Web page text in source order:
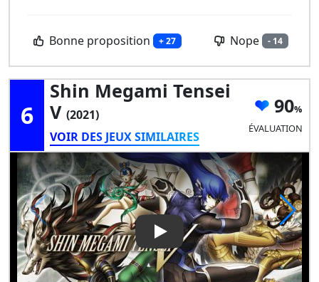
Bonne proposition + 27 Nope - 14
6
Shin Megami Tensei
V (2021)
VOIR DES JEUX SIMILAIRES
90
ÉVALUATION
Play Video: Shin Megami